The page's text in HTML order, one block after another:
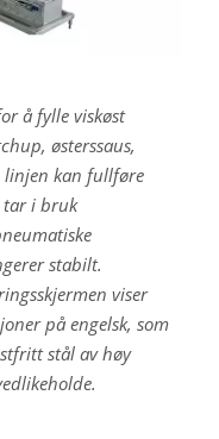
å fylle viskøst
østerssaus,
linjen kan fullføre
tar i bruk
stabilt.
viser
på engelsk, som
stål av høy